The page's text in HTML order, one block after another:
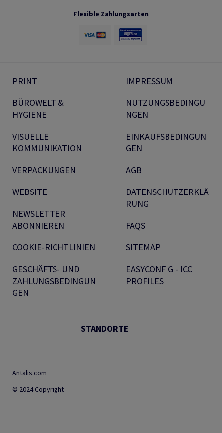
Flexible Zahlungsarten
PRINT
BÜROWELT &
HYGIENE
VISUELLE
KOMMUNIKATION
VERPACKUNGEN
WEBSITE
NEWSLETTER
ABONNIEREN
COOKIE-RICHTLINIEN
GESCHÄFTS- UND
ZAHLUNGSBEDINGUN
GEN
IMPRESSUM
NUTZUNGSBEDINGU
NGEN
EINKAUFSBEDINGUN
GEN
AGB
DATENSCHUTZERKLÄ
RUNG
FAQS
SITEMAP
EASYCONFIG - ICC
PROFILES
STANDORTE
Antalis.com
© 2024 Copyright